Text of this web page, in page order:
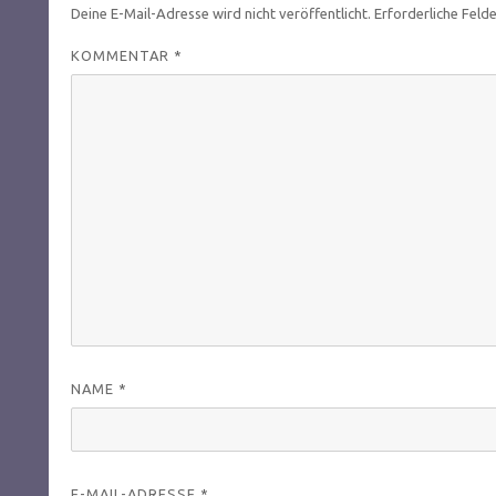
Deine E-Mail-Adresse wird nicht veröffentlicht. Erforderliche
KOMMENTAR *
NAME *